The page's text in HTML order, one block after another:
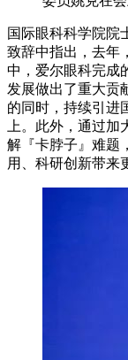
国际眼科科学院院
致辞中指出，去年
中，爱尔眼科完成
发展做出了重大贡
的同时，持续引进
上。此外，通过
解『卡脖子』难题
用、科研创新带来